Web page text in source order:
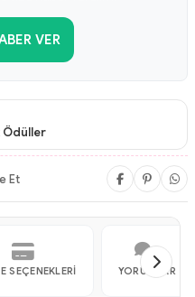
VER
Ödüller
Et
SEÇENEKLERI YORUMLAR